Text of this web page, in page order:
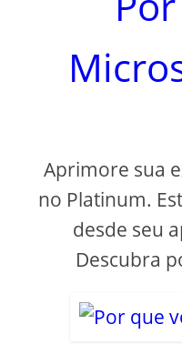
Aprimore sua
no Platinum.
desde seu
Descubra